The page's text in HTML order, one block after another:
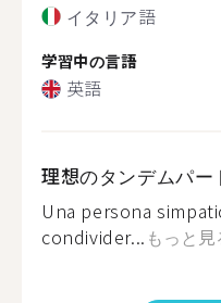
イタリア語
学習中の言語
英語
理想のタンデムパー
Una persona
condivider... もっと見